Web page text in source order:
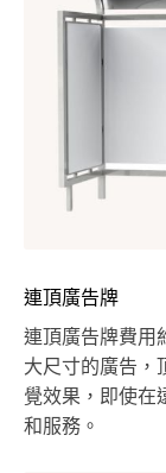
連頂廣告牌
連頂廣告牌費用
大尺寸的廣告，
覺效果，即使在
和服務。